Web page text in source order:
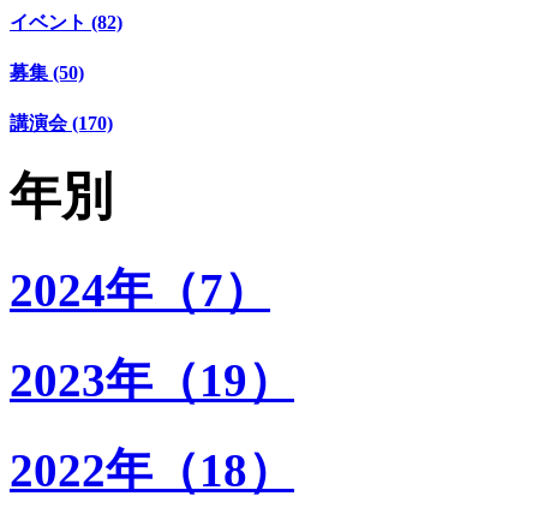
イベント (82)
募集 (50)
講演会 (170)
年別
2024年（7）
2023年（19）
2022年（18）